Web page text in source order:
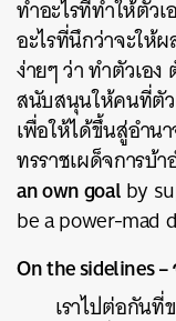
ทำอะไรที่ทำให้ตัว
อะไรที่นึกว่าจะให้
ง่ายๆ ว่า ทำตัวเอ
สนับสนุนให้คนที่ตัว
เพื่อให้ได้ขึ้นสู่อำน
ทรราชเผด็จการบ้
an own goalby
be a power-mad
On the sidelines
เราไปต่อกัน